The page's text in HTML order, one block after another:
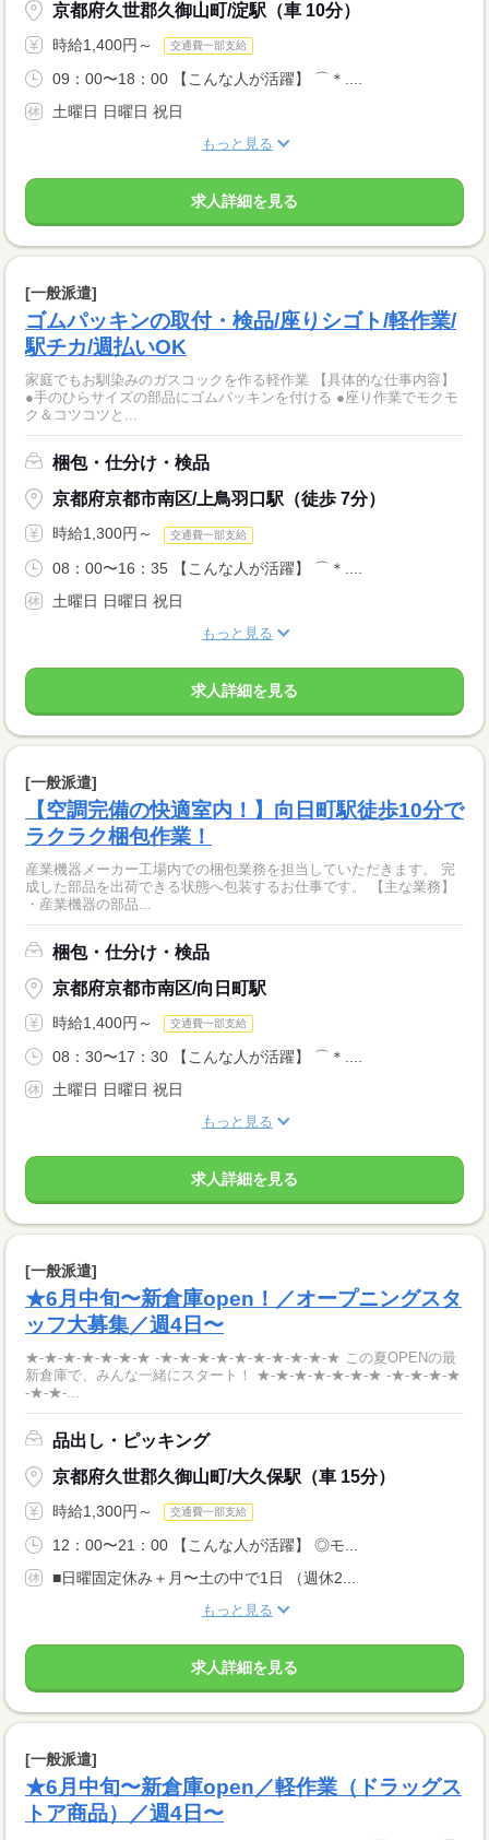
京都府久世郡久御山町/淀駅（車 10分）
時給1,400円～ 交通費一部支給
09：00〜18：00 【こんな人が活躍】 ⌒＊....
土曜日 日曜日 祝日
もっと見る
求人詳細を見る
[一般派遣]
ゴムパッキンの取付・検品/座りシゴト/軽作業/
駅チカ/週払いOK
家庭でもお馴染みのガスコックを作る軽作業 【具体的な仕事内容】
●手のひらサイズの部品にゴムパッキンを付ける ●座り作業でモクモ
ク＆コツコツと...
梱包・仕分け・検品
京都府京都市南区/上鳥羽口駅（徒歩 7分）
時給1,300円～ 交通費一部支給
08：00〜16：35 【こんな人が活躍】 ⌒＊....
土曜日 日曜日 祝日
もっと見る
求人詳細を見る
[一般派遣]
【空調完備の快適室内！】向日町駅徒歩10分で
ラクラク梱包作業！
産業機器メーカー工場内での梱包業務を担当していただきます。 完
成した部品を出荷できる状態へ包装するお仕事です。 【主な業務】
・産業機器の部品...
梱包・仕分け・検品
京都府京都市南区/向日町駅
時給1,400円～ 交通費一部支給
08：30〜17：30 【こんな人が活躍】 ⌒＊....
土曜日 日曜日 祝日
もっと見る
求人詳細を見る
[一般派遣]
★6月中旬〜新倉庫open！／オープニングスタ
ッフ大募集／週4日〜
★-★-★-★-★-★-★ -★-★-★-★-★-★-★-★-★-★ この夏OPENの最
新倉庫で、みんな一緒にスタート！ ★-★-★-★-★-★-★ -★-★-★-★
-★-★-...
品出し・ピッキング
京都府久世郡久御山町/大久保駅（車 15分）
時給1,300円～ 交通費一部支給
12：00〜21：00 【こんな人が活躍】 ◎モ...
■日曜固定休み＋月〜土の中で1日 （週休2...
もっと見る
求人詳細を見る
[一般派遣]
★6月中旬〜新倉庫open／軽作業（ドラッグス
トア商品）／週4日〜